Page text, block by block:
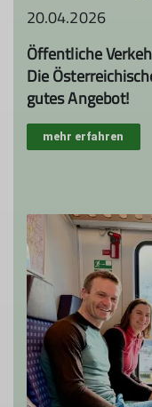
20.04.2026
Öffentliche
Die
gutes Angebot!
mehr erfahren